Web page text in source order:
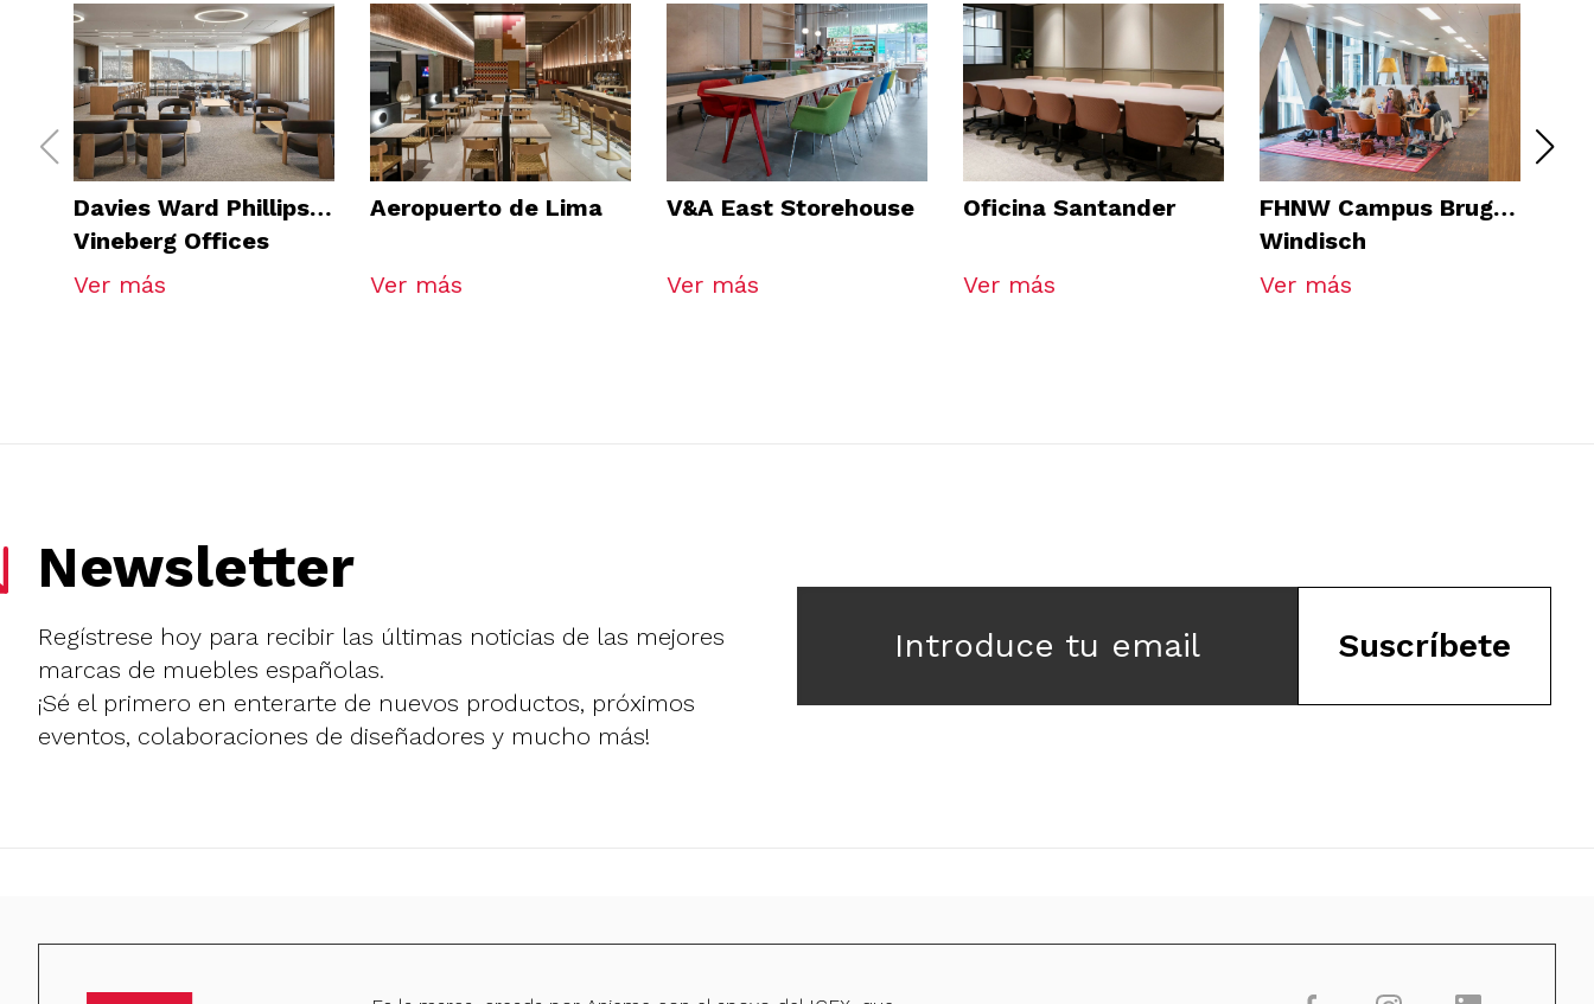
Davies Ward Phillips &
Vineberg Offices
Ver más
Aeropuerto de Lima
Ver más
V&A East Storehouse
Ver más
Oficina Santander
Ver más
FHNW Campus Brugg-
Windisch
Ver más
Newsletter
Regístrese hoy para recibir las últimas noticias de las mejores
marcas de muebles españolas.
¡Sé el primero en enterarte de nuevos productos, próximos
eventos, colaboraciones de diseñadores y mucho más!
Introduce tu email Suscríbete